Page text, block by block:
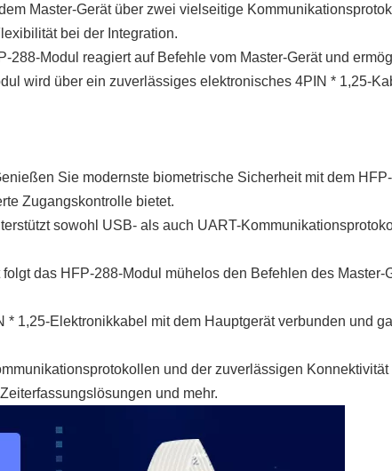
Master-Gerät über zwei vielseitige
bei der Integration.
288-Modul reagiert auf Befehle vom Master-Gerät und
wird über ein zuverlässiges elektronisches 4PIN * 1,25-
Sie modernste biometrische Sicherheit mit dem
Zugangskontrolle bietet.
sowohl USB- als auch UART-
das HFP-288-Modul mühelos den Befehlen des
1,25-Elektronikkabel mit dem Hauptgerät verbunden und
und der zuverlässigen
und mehr.